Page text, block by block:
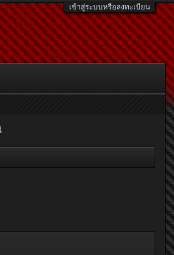
เข้าสู่ระบบหรือลงทะเบียน